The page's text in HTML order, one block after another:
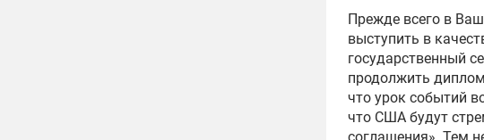
Прежде всего в
выступить в
государственный
продолжить
что урок событий
что США будут
соглашения». Тем